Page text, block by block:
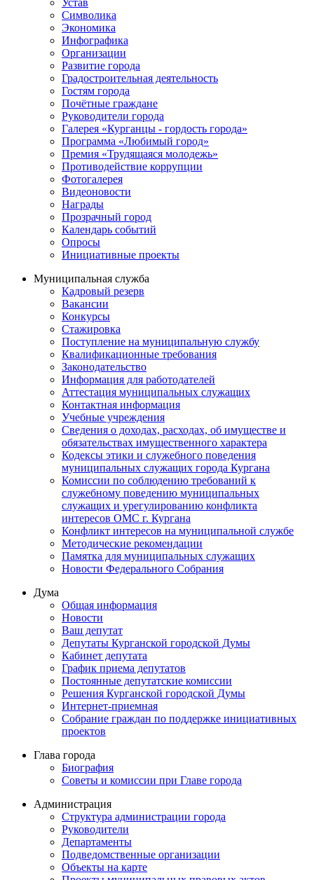
Символика
Экономика
Инфографика
Организации
Развитие города
Градостроительная деятельность
Гостям города
Почётные граждане
Руководители города
Галерея «Курганцы - гордость города»
Программа «Любимый город»
Премия «Трудящаяся молодежь»
Противодействие коррупции
Фотогалерея
Видеоновости
Награды
Прозрачный город
Календарь событий
Опросы
Инициативные проекты
Муниципальная служба
Кадровый резерв
Вакансии
Конкурсы
Стажировка
Поступление на муниципальную службу
Квалификационные требования
Законодательство
Информация для работодателей
Аттестация муниципальных служащих
Контактная информация
Учебные учреждения
Сведения о доходах, расходах, об имуществе и
обязательствах имущественного характера
Кодексы этики и служебного поведения
муниципальных служащих города Кургана
Комиссии по соблюдению требований к
служебному поведению муниципальных
служащих и урегулированию конфликта
интересов ОМС г. Кургана
Конфликт интересов на муниципальной службе
Методические рекомендации
Памятка для муниципальных служащих
Новости Федерального Cобрания
Дума
Общая информация
Новости
Ваш депутат
Депутаты Курганской городской Думы
Кабинет депутата
График приема депутатов
Постоянные депутатские комиссии
Решения Курганской городской Думы
Интернет-приемная
Собрание граждан по поддержке инициативных
проектов
Глава города
Биография
Советы и комиссии при Главе города
Администрация
Структура администрации города
Руководители
Департаменты
Подведомственные организации
Объекты на карте